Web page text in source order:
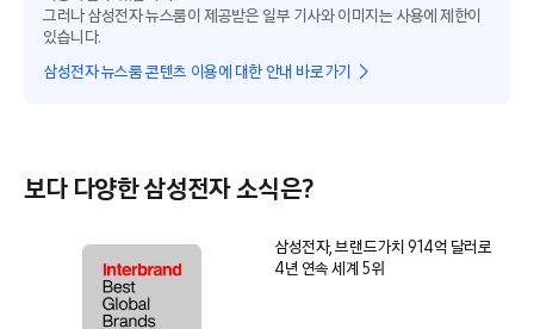
그러나 삼성전자 뉴스룸이 제공받은 일부 기사와 이미지는 사용에 제한이
있습니다.
삼성전자 뉴스룸 콘텐츠 이용에 대한 안내 바로가기
보다 다양한 삼성전자 소식은?
삼성전자, 브랜드가치 914억 달러로
4년 연속 세계 5위